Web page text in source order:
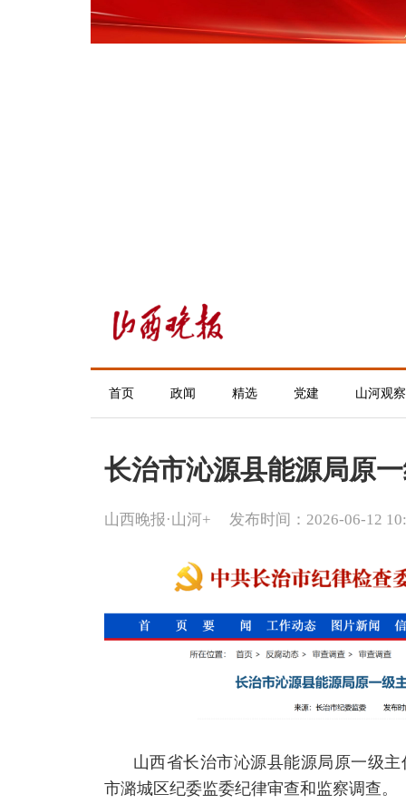
首页 政闻 精选 党建 山河观察
长治市沁源县能源局原
山西晚报·山河+ 发布时间：2026-06-12
山西省长治市沁源县能源局原一级
市潞城区纪委监委纪律审查和监察调查。